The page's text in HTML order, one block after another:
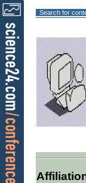
Search for